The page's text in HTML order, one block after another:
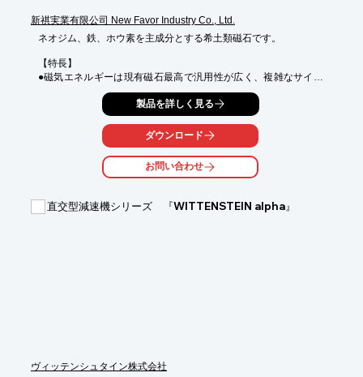
新祺実業有限公司 New Favor Industry Co., Ltd.
ネオジム、鉄、ホウ素を主成分とする希土類磁石です。
【特長】
●磁気エネルギーは現有磁石最高で汎用性が広く、複雑なサイズ
などオーダーメイド形状が可能です。
●錆びやすいので一般的には表面にニッケルメッキを施します。
●最強力磁石の特性を利用して製品の小型化高性能化が可能で
※温度による熱減磁に注意が必要です。
日本人のスタッフが在籍しております。
製品を詳しく見る
ダウンロード
お問い合わせ
直交型減速機シリーズ 『WITTENSTEIN alpha』
ヴィッテンシュタイン株式会社